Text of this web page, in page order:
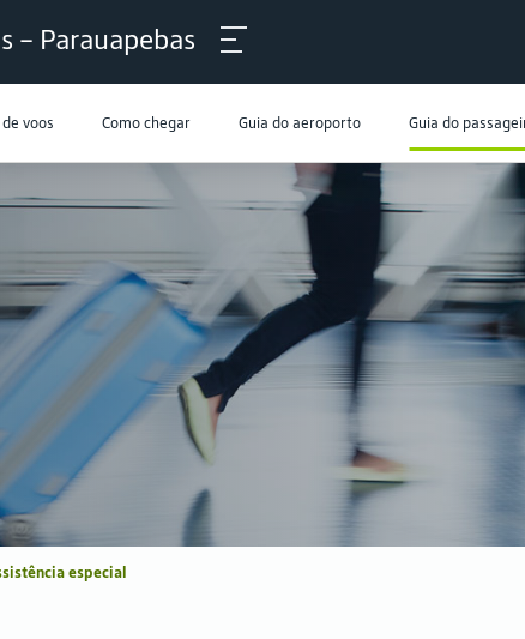
– Parauapebas
voos Como chegar Guia do aeroporto Guia do
especial